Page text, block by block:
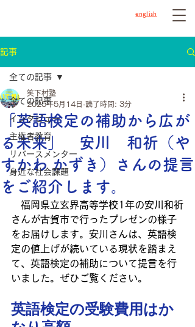
english
記事
全ての記事
インタビュー
主権者教育
リバースメンター
身近な社会課題
全ての記事
「英語検定の補助から広が
る未来」 安川 和祈（や
すかわ かずき）さんの提言
をご紹介します。
笑下村塾
2025年5月14日 読了時間: 3分
福岡県立玄界高等学校1年の安川和祈
さんが古賀市で行ったプレゼンの様子
をお届けします。安川さんは、英語検
定の値上げが続いている現状を踏まえ
て、英語検定の補助について提言を行
いました。ぜひご覧ください。
英語検定の受験費用はか